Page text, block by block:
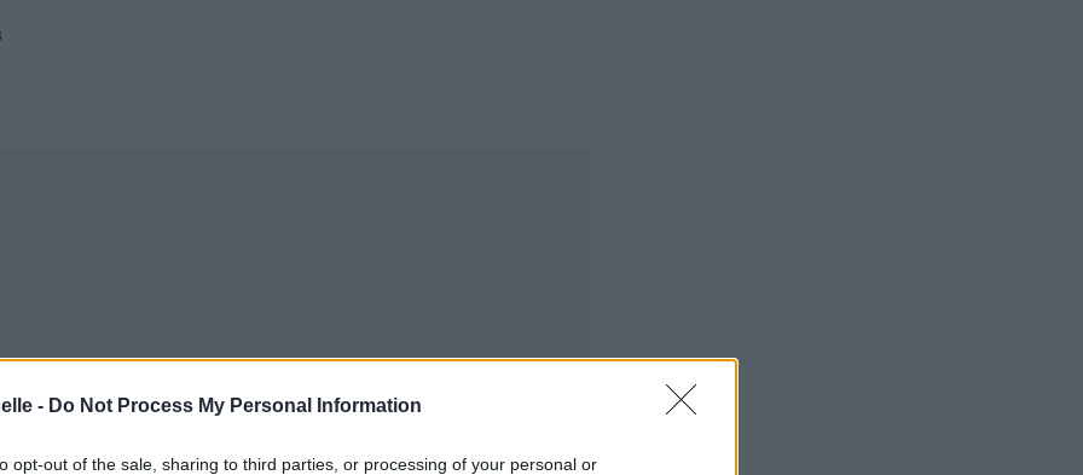
- Do Not Process My Personal Information
opt-out of the sale, sharing to third parties, or processing of your personal or